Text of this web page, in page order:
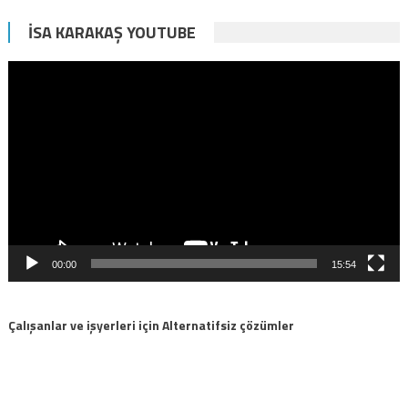
İSA KARAKAŞ YOUTUBE
00:00 15:54
Çalışanlar ve işyerleri için Alternatifsiz çözümler